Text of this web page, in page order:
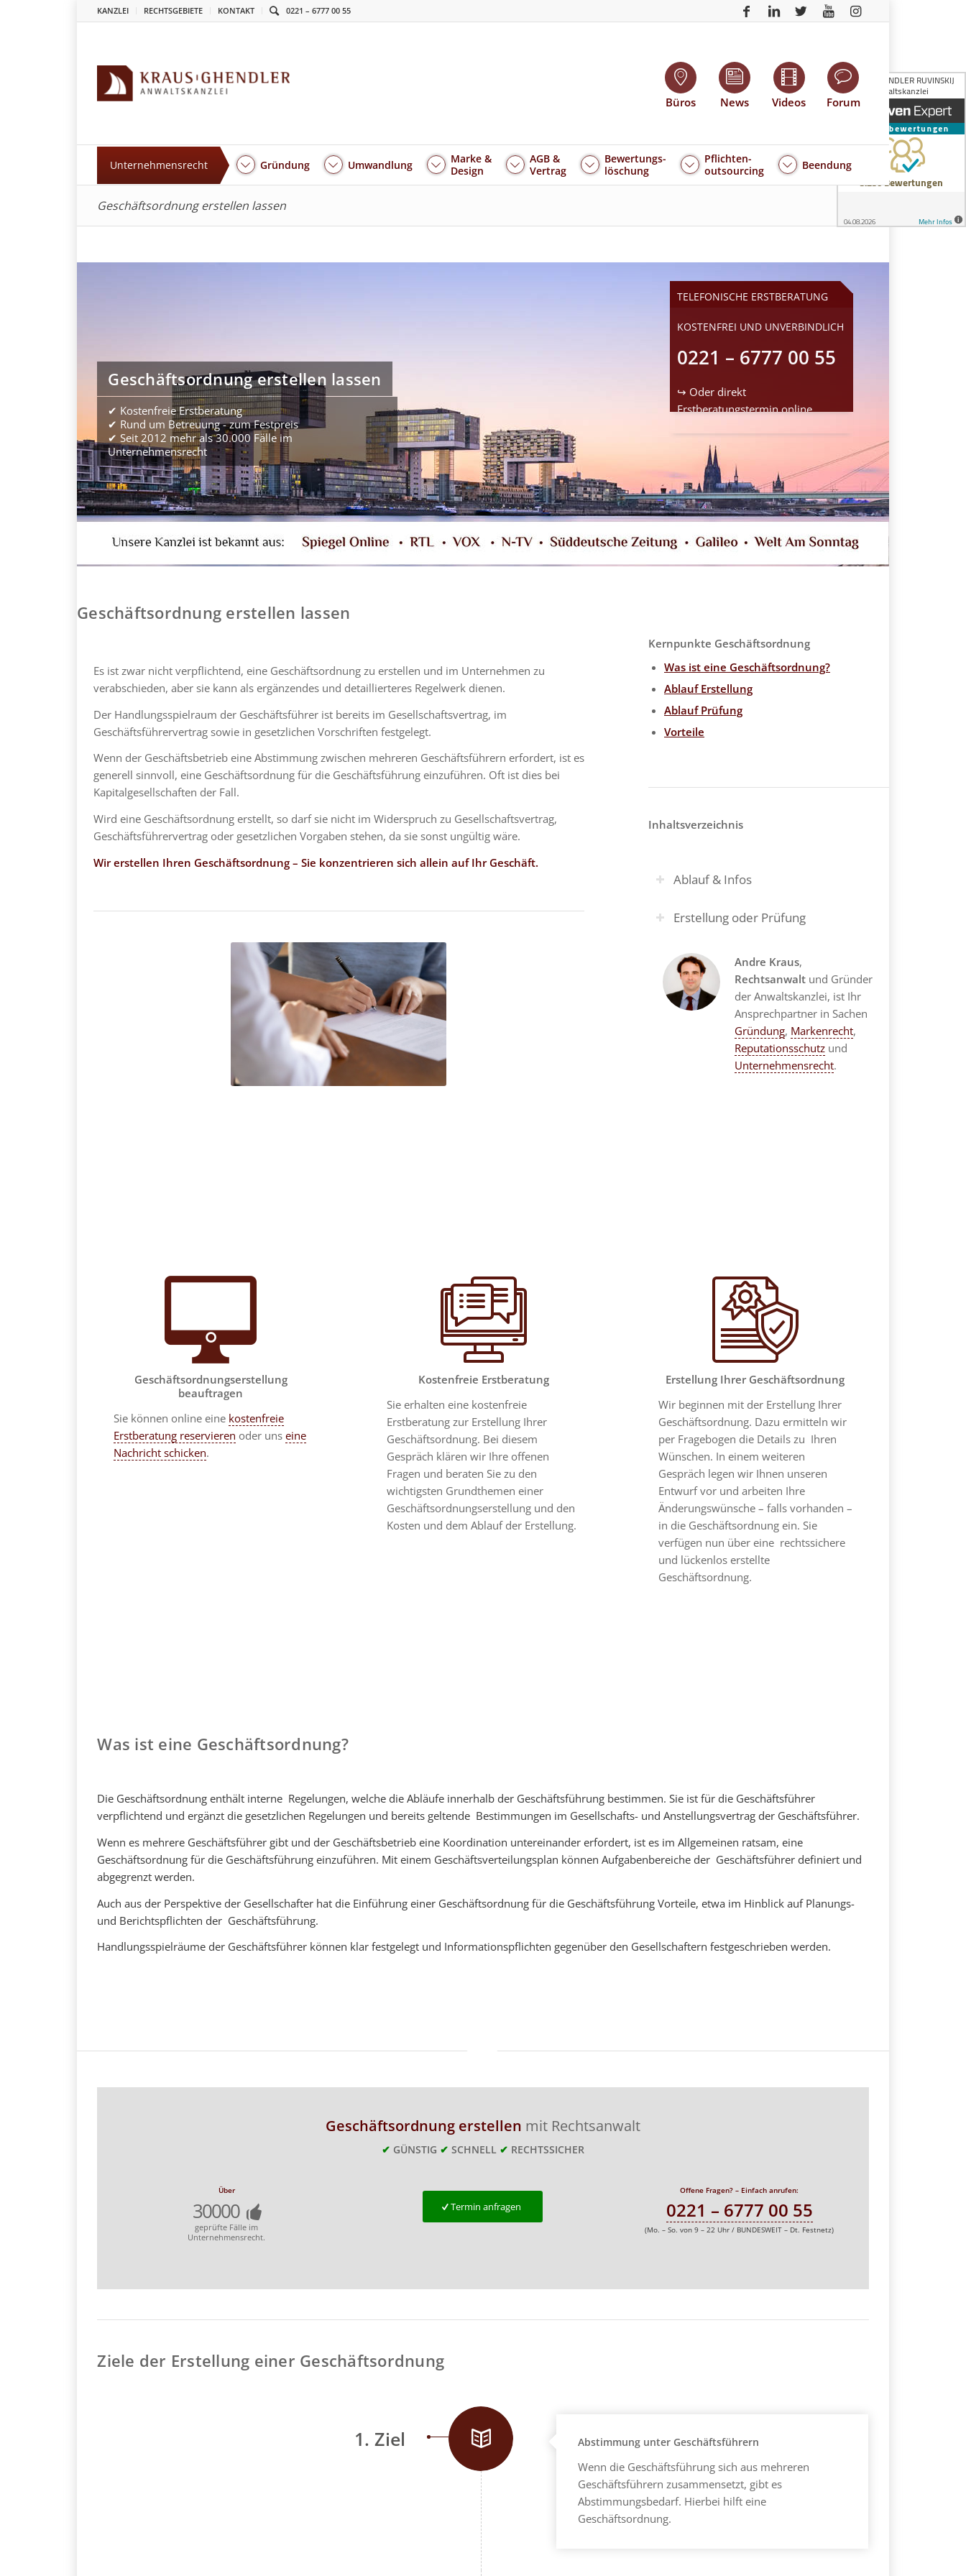
KANZLEI RECHTSGEBIETE KONTAKT 0221 – 6777 00 55
Büros News Videos Forum
Unternehmensrecht Gründung Umwandlung
Marke &
Design
AGB &
Vertrag
Bewertungs-
löschung
Pflichten-
outsourcing
Beendung
Geschäftsordnung erstellen lassen
Geschäftsordnung erstellen lassen
✔ Kostenfreie Erstberatung
✔ Rund um Betreuung - zum Festpreis
✔ Seit 2012 mehr als 30.000 Fälle im
Unternehmensrecht
TELEFONISCHE ERSTBERATUNG
KOSTENFREI UND UNVERBINDLICH
0221 – 6777 00 55
↪ Oder direkt
Erstberatungsterminonline
Geschäftsordnung erstellen lassen
Es ist zwar nicht verpflichtend, eine Geschäftsordnung zu erstellen und im Unternehmen zu
verabschieden, aber sie kann als ergänzendes und detaillierteres Regelwerk dienen.
Der Handlungsspielraum der Geschäftsführer ist bereits im Gesellschaftsvertrag, im
Geschäftsführervertrag sowie in gesetzlichen Vorschriften festgelegt.
Wenn der Geschäftsbetrieb eine Abstimmung zwischen mehreren Geschäftsführern erfordert, ist es
generell sinnvoll, eine Geschäftsordnung für die Geschäftsführung einzuführen. Oft ist dies bei
Kapitalgesellschaften der Fall.
Wird eine Geschäftsordnung erstellt, so darf sie nicht im Widerspruch zu Gesellschaftsvertrag,
Geschäftsführervertrag oder gesetzlichen Vorgaben stehen, da sie sonst ungültig wäre.
Wir erstellen Ihren Geschäftsordnung – Sie konzentrieren sich allein auf Ihr Geschäft.
Kernpunkte Geschäftsordnung
Was ist eine Geschäftsordnung?
Ablauf Erstellung
Ablauf Prüfung
Vorteile
Inhaltsverzeichnis
Ablauf & Infos
Erstellung oder Prüfung
Andre Kraus,
Rechtsanwalt und Gründer
der Anwaltskanzlei, ist Ihr
Ansprechpartner in Sachen
Gründung, Markenrecht,
Reputationsschutz und
Unternehmensrecht.
Geschäftsordnungserstellung
beauftragen
Sie können online eine kostenfreie
Erstberatung reservieren oder uns eine
Nachricht schicken.
Kostenfreie Erstberatung
Sie erhalten eine kostenfreie
Erstberatung zur Erstellung Ihrer
Geschäftsordnung. Bei diesem
Gespräch klären wir Ihre offenen
Fragen und beraten Sie zu den
wichtigsten Grundthemen einer
Geschäftsordnungserstellung und den
Kosten und dem Ablauf der Erstellung.
Erstellung Ihrer Geschäftsordnung
Wir beginnen mit der Erstellung Ihrer
Geschäftsordnung. Dazu ermitteln wir
per Fragebogen die Details zu Ihren
Wünschen. In einem weiteren
Gespräch legen wir Ihnen unseren
Entwurf vor und arbeiten Ihre
Änderungswünsche – falls vorhanden –
in die Geschäftsordnung ein. Sie
verfügen nun über eine rechtssichere
und lückenlos erstellte
Geschäftsordnung.
Was ist eine Geschäftsordnung?
Die Geschäftsordnung enthält interne Regelungen, welche die Abläufe innerhalb der Geschäftsführung bestimmen. Sie ist für die Geschäftsführer
verpflichtend und ergänzt die gesetzlichen Regelungen und bereits geltende Bestimmungen im Gesellschafts- und Anstellungsvertrag der Geschäftsführer.
Wenn es mehrere Geschäftsführer gibt und der Geschäftsbetrieb eine Koordination untereinander erfordert, ist es im Allgemeinen ratsam, eine
Geschäftsordnung für die Geschäftsführung einzuführen. Mit einem Geschäftsverteilungsplan können Aufgabenbereiche der Geschäftsführer definiert und
abgegrenzt werden.
Auch aus der Perspektive der Gesellschafter hat die Einführung einer Geschäftsordnung für die Geschäftsführung Vorteile, etwa im Hinblick auf Planungs-
und Berichtspflichten der Geschäftsführung.
Handlungsspielräume der Geschäftsführer können klar festgelegt und Informationspflichten gegenüber den Gesellschaftern festgeschrieben werden.
Geschäftsordnung erstellen mit Rechtsanwalt
✔ GÜNSTIG ✔ SCHNELL ✔ RECHTSSICHER
Über
30000
geprüfte Fälle im
Unternehmensrecht.
Termin anfragen
Offene Fragen? – Einfach anrufen:
0221 – 6777 00 55
(Mo. – So. von 9 – 22 Uhr / BUNDESWEIT – Dt. Festnetz)
Ziele der Erstellung einer Geschäftsordnung
1. Ziel Abstimmung unter Geschäftsführern
Wenn die Geschäftsführung sich aus mehreren
Geschäftsführern zusammensetzt, gibt es
Abstimmungsbedarf. Hierbei hilft eine
Geschäftsordnung.